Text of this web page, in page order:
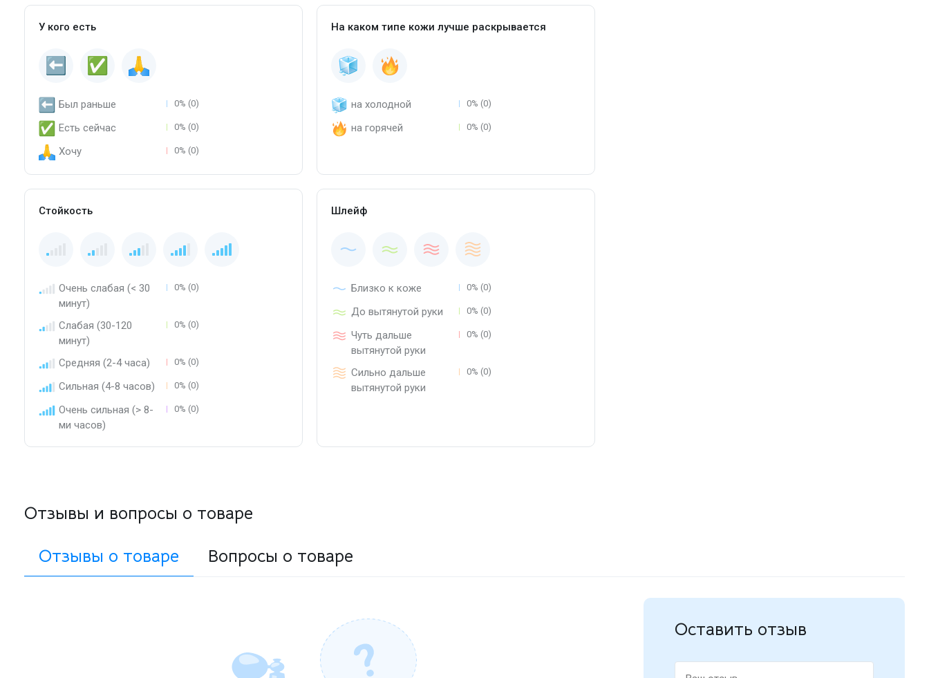
У кого есть
Был раньше 0% (0)
Есть сейчас 0% (0)
Хочу 0% (0)
На каком типе кожи лучше раскрывается
на холодной 0% (0)
на горячей 0% (0)
Стойкость
Очень слабая (< 30
минут)
0% (0)
Слабая (30-120
минут)
0% (0)
Средняя (2-4 часа) 0% (0)
Сильная (4-8 часов) 0% (0)
Очень сильная (> 8-
ми часов)
0% (0)
Шлейф
Близко к коже 0% (0)
До вытянутой руки 0% (0)
Чуть дальше
вытянутой руки
0% (0)
Сильно дальше
вытянутой руки
0% (0)
Отзывы и вопросы о товаре
Отзывы о товаре
Вопросы о товаре
Оставить отзыв